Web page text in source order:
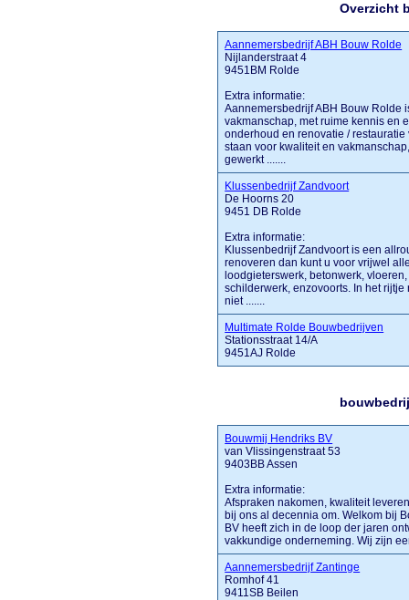
Overzicht
Aannemersbedrijf ABH Bouw Rolde
Nijlanderstraat 4
9451BM Rolde
Extra informatie:
Aannemersbedrijf ABH Bouw Rolde
vakmanschap, met ruime kennis en
onderhoud en renovatie /
staan voor kwaliteit en
gewerkt .......
Klussenbedrijf Zandvoort
De Hoorns 20
9451 DB Rolde
Extra informatie:
Klussenbedrijf Zandvoort is een
renoveren dan kunt u voor vrijwel
loodgieterswerk, betonwerk,
schilderwerk, enzovoorts. In het
niet .......
Multimate Rolde Bouwbedrijven
Stationsstraat 14/A
9451AJ Rolde
Bouwmij Hendriks BV
van Vlissingenstraat 53
9403BB Assen
Extra informatie:
Afspraken nakomen, kwaliteit
bij ons al decennia om. Welkom bij
BV heeft zich in de loop der jaren
vakkundige onderneming. Wij zijn
Aannemersbedrijf Zantinge
Romhof 41
9411SB Beilen